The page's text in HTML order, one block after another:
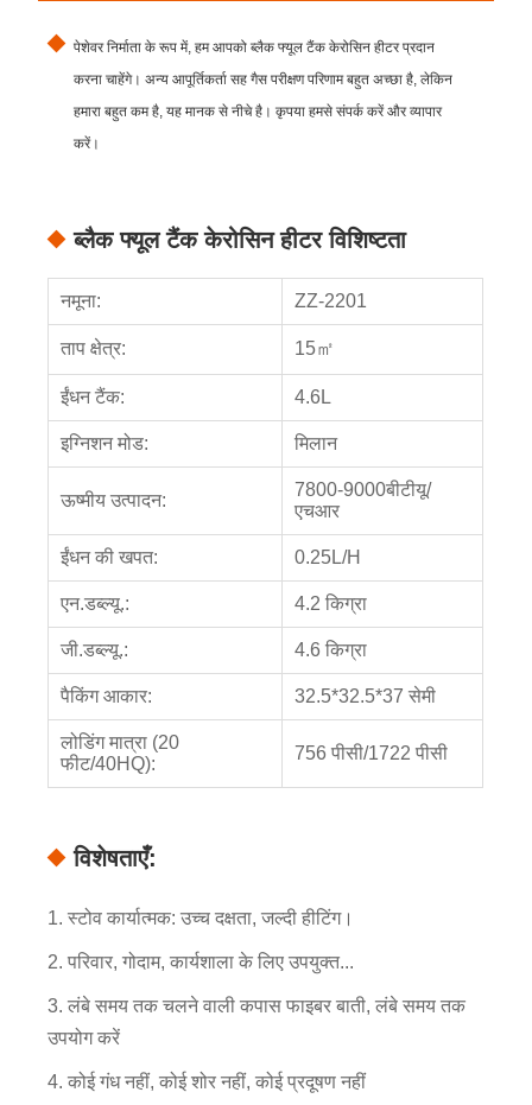
पेशेवर निर्माता के रूप में, हम आपको ब्लैक फ्यूल टैंक केरोसिन हीटर प्रदान
करना चाहेंगे। अन्य आपूर्तिकर्ता सह गैस परीक्षण परिणाम बहुत अच्छा है, लेकिन
हमारा बहुत कम है, यह मानक से नीचे है। कृपया हमसे संपर्क करें और व्यापार
करें।
ब्लैक फ्यूल टैंक केरोसिन हीटर विशिष्टता
नमूना: ZZ-2201
ताप क्षेत्र: 15㎡
ईंधन टैंक: 4.6L
इग्निशन मोड: मिलान
ऊष्मीय उत्पादन:
7800-9000बीटीयू/
एचआर
ईंधन की खपत: 0.25L/H
एन.डब्ल्यू.: 4.2 किग्रा
जी.डब्ल्यू.: 4.6 किग्रा
पैकिंग आकार: 32.5*32.5*37 सेमी
लोडिंग मात्रा (20
फीट/40HQ):
756 पीसी/1722 पीसी
विशेषताएँ:
1. स्टोव कार्यात्मक: उच्च दक्षता, जल्दी हीटिंग।
2. परिवार, गोदाम, कार्यशाला के लिए उपयुक्त...
3. लंबे समय तक चलने वाली कपास फाइबर बाती, लंबे समय तक
उपयोग करें
4. कोई गंध नहीं, कोई शोर नहीं, कोई प्रदूषण नहीं